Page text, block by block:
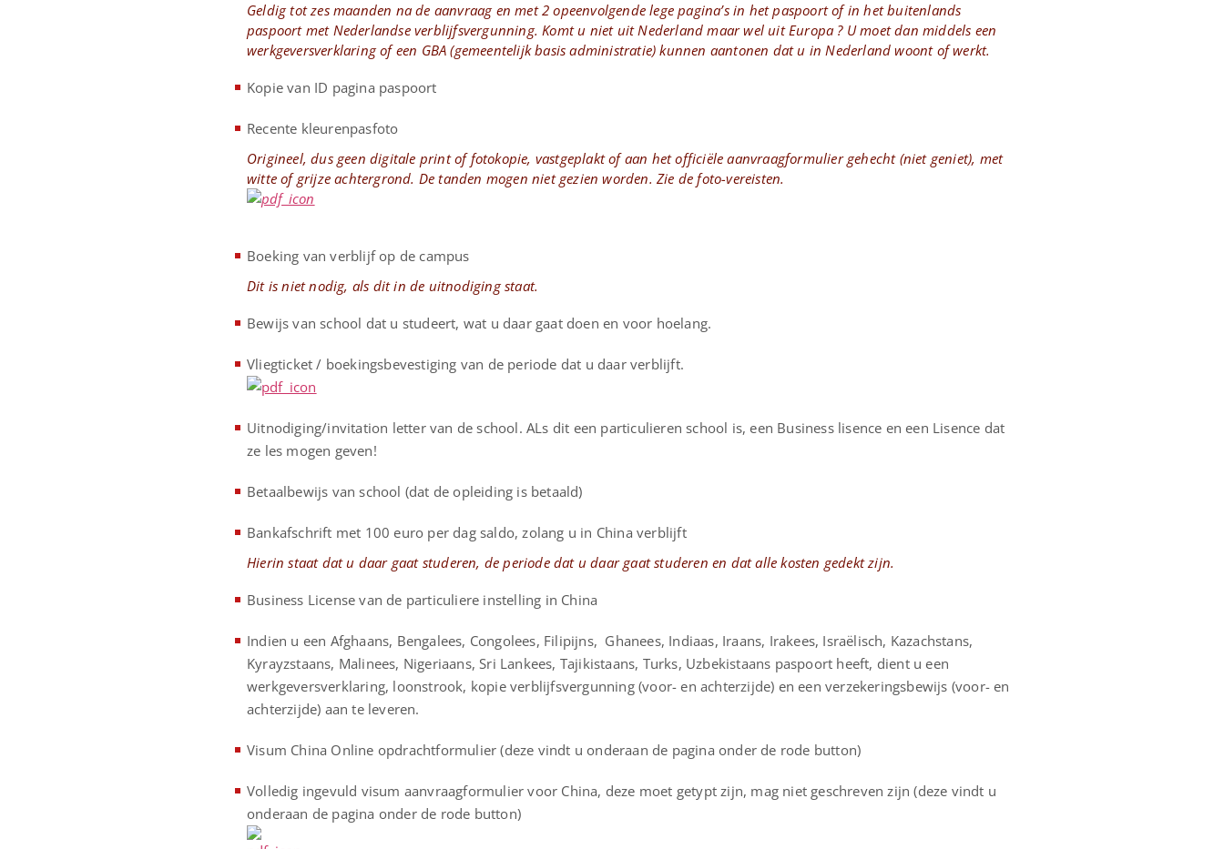
Geldig tot zes maanden na de aanvraag en met 2 opeenvolgende lege pagina’s in het paspoort of in het buitenlands
paspoort met Nederlandse verblijfsvergunning. Komt u niet uit Nederland maar wel uit Europa ? U moet dan middels een
werkgeversverklaring of een GBA (gemeentelijk basis administratie) kunnen aantonen dat u in Nederland woont of werkt.
Kopie van ID pagina paspoort
Recente kleurenpasfoto
Origineel, dus geen digitale print of fotokopie, vastgeplakt of aan het officiële aanvraagformulier gehecht (niet geniet), met
witte of grijze achtergrond. De tanden mogen niet gezien worden. Zie de foto-vereisten.
Boeking van verblijf op de campus
Dit is niet nodig, als dit in de uitnodiging staat.
Bewijs van school dat u studeert, wat u daar gaat doen en voor hoelang.
Vliegticket / boekingsbevestiging van de periode dat u daar verblijft.
Uitnodiging/invitation letter van de school. ALs dit een particulieren school is, een Business lisence en een Lisence dat
ze les mogen geven!
Betaalbewijs van school (dat de opleiding is betaald)
Bankafschrift met 100 euro per dag saldo, zolang u in China verblijft
Hierin staat dat u daar gaat studeren, de periode dat u daar gaat studeren en dat alle kosten gedekt zijn.
Business License van de particuliere instelling in China
Indien u een Afghaans, Bengalees, Congolees, Filipijns, Ghanees, Indiaas, Iraans, Irakees, Israëlisch, Kazachstans,
Kyrayzstaans, Malinees, Nigeriaans, Sri Lankees, Tajikistaans, Turks, Uzbekistaans paspoort heeft, dient u een
werkgeversverklaring, loonstrook, kopie verblijfsvergunning (voor- en achterzijde) en een verzekeringsbewijs (voor- en
achterzijde) aan te leveren.
Visum China Online opdrachtformulier (deze vindt u onderaan de pagina onder de rode button)
Volledig ingevuld visum aanvraagformulier voor China, deze moet getypt zijn, mag niet geschreven zijn (deze vindt u
onderaan de pagina onder de rode button)